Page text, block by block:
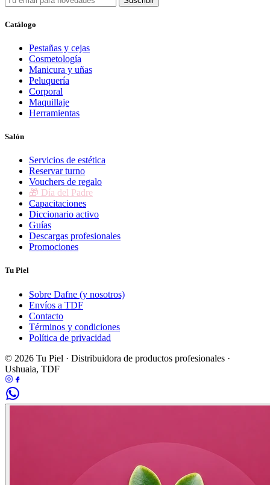
Catálogo
Pestañas y cejas
Cosmetología
Manicura y uñas
Peluquería
Corporal
Maquillaje
Herramientas
Salón
Servicios de estética
Reservar turno
Vouchers de regalo
🎁 Día del Padre
Capacitaciones
Diccionario activo
Guías
Descargas profesionales
Promociones
Tu Piel
Sobre Dafne (y nosotros)
Envíos a TDF
Contacto
Términos y condiciones
Política de privacidad
© 2026 Tu Piel · Distribuidora de productos profesionales ·
Ushuaia, TDF